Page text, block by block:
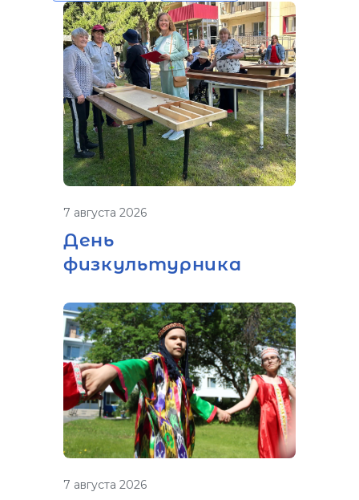
7 августа 2026
День
физкультурника
7 августа 2026